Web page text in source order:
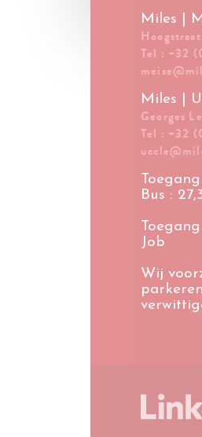
Miles |
Tel : +32
Miles |
Georges
Tel : +32
Bus :
Job
Wij